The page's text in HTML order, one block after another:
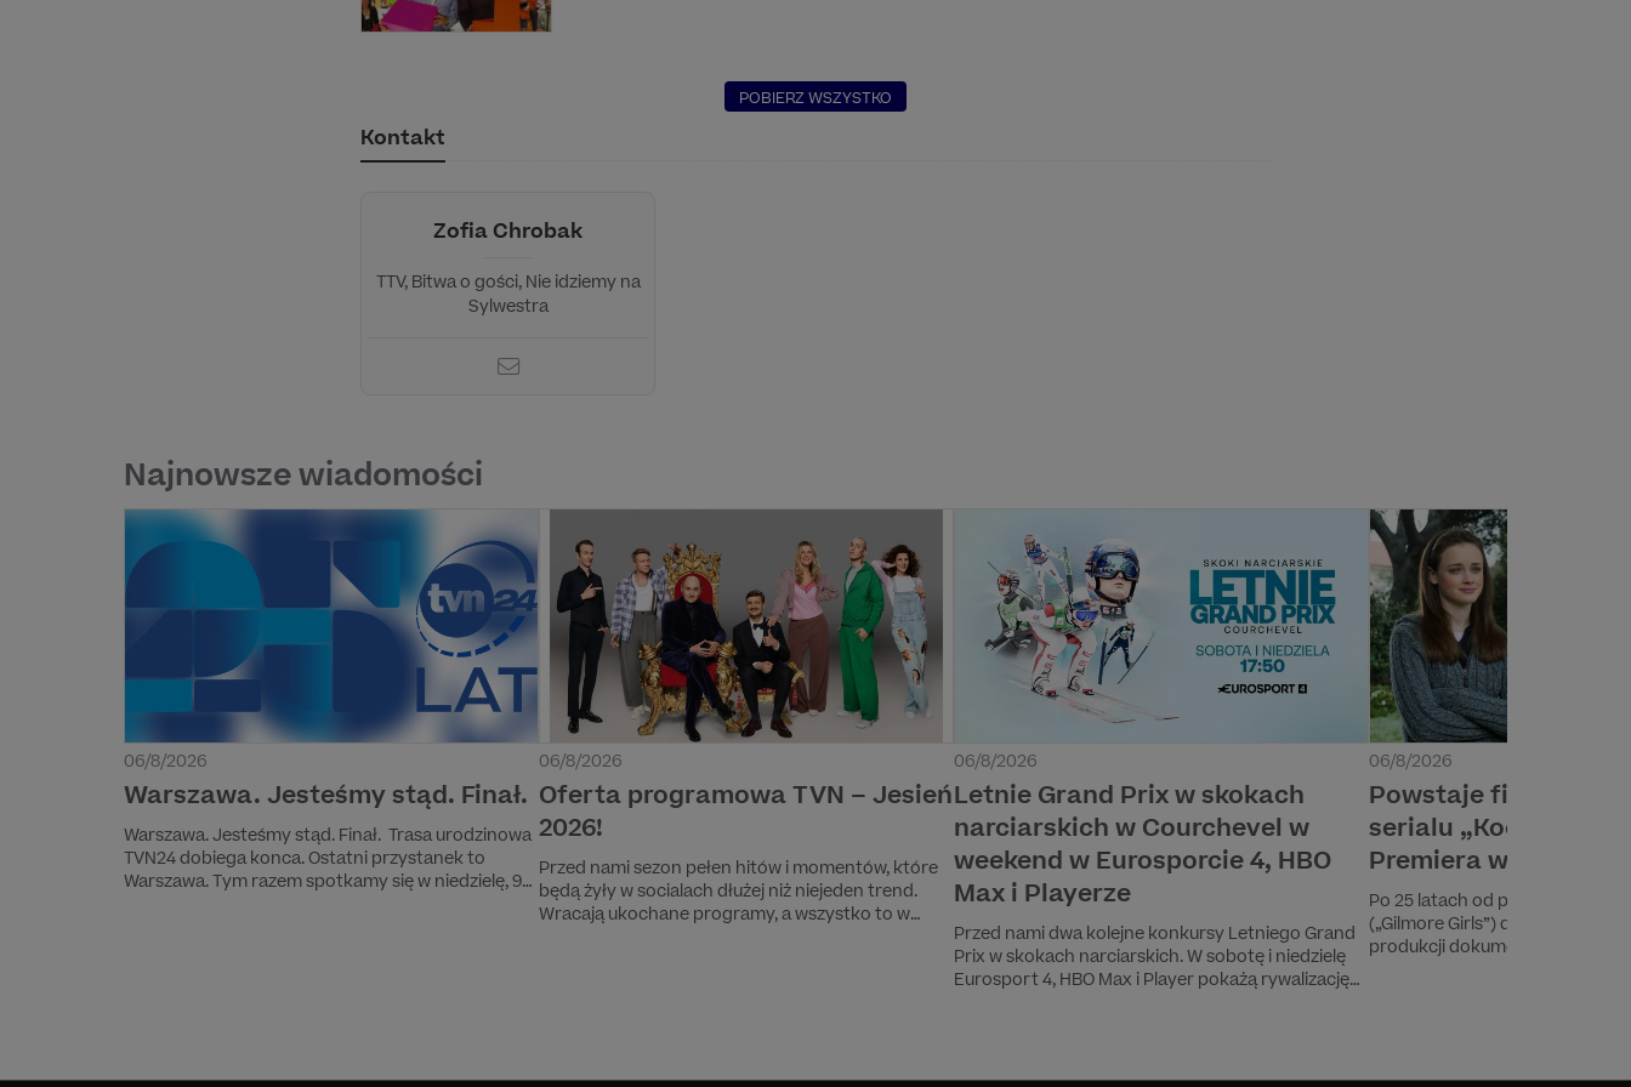
POBIERZ WSZYSTKO
Kontakt
Zofia Chrobak
TTV, Bitwa o gości, Nie idziemy na
Sylwestra
Najnowsze wiadomości
06/8/2026
Warszawa. Jesteśmy stąd. Finał.
Warszawa. Jesteśmy stąd. Finał. Trasa urodzinowa
TVN24 dobiega konca. Ostatni przystanek to
Warszawa. Tym razem spotkamy się w niedzielę, 9
06/8/2026
Oferta programowa TVN – Jesień
2026!
Przed nami sezon pełen hitów i momentów, które
będą żyły w socialach dłużej niż niejeden trend.
Wracają ukochane programy, a wszystko to w
06/8/2026
Letnie Grand Prix w skokach
narciarskich w Courchevel w
weekend w Eurosporcie 4, HBO
Max i Playerze
Przed nami dwa kolejne konkursy Letniego Grand
Prix w skokach narciarskich. W sobotę i niedzielę
Eurosport 4, HBO Max i Player pokażą rywalizację
06/8/2026
Powstaje film
serialu „Kochane
Premiera w HBO Max
Po 25 latach od premiery, serial
(„Gilmore Girls”) doczeka się
produkcji dokumentalnej.